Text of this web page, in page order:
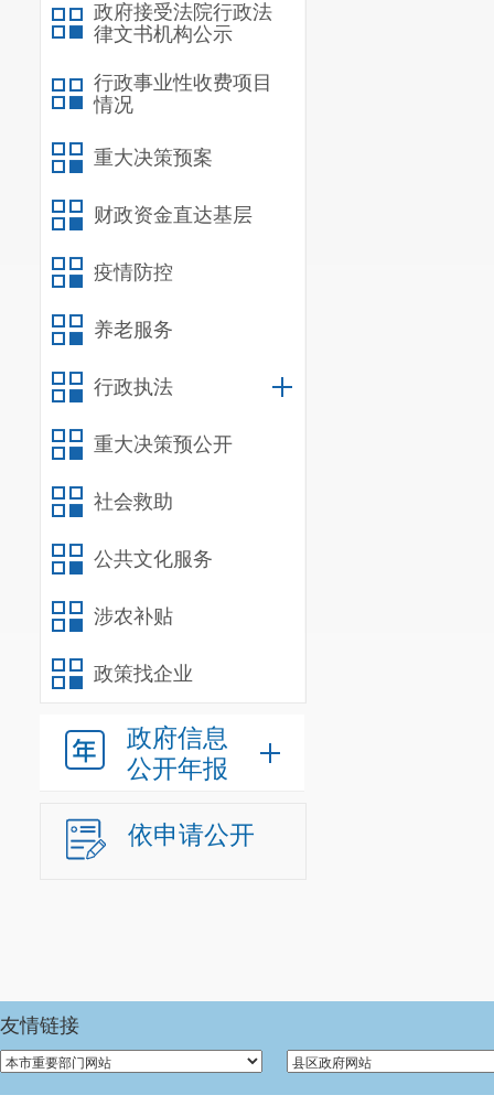
政府接受法院行政法
律文书机构公示
行政事业性收费项目
情况
重大决策预案
财政资金直达基层
疫情防控
养老服务
行政执法
重大决策预公开
社会救助
公共文化服务
涉农补贴
政策找企业
政府信息
公开年报
依申请公开
友情链接